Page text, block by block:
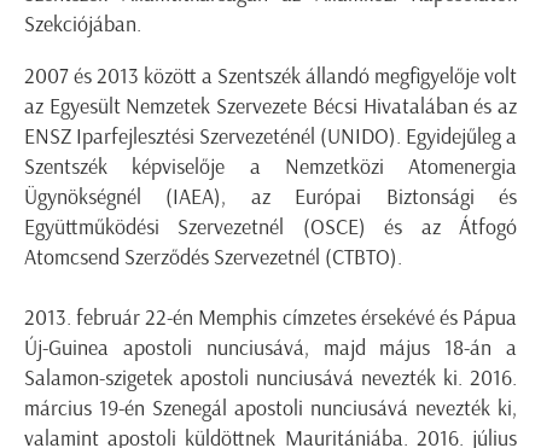
Szekciójában.
2007 és 2013 között a Szentszék állandó megfigyelője volt
az Egyesült Nemzetek Szervezete Bécsi Hivatalában és az
ENSZ Iparfejlesztési Szervezeténél (UNIDO). Egyidejűleg a
Szentszék képviselője a Nemzetközi Atomenergia
Ügynökségnél (IAEA), az Európai Biztonsági és
Együttműködési Szervezetnél (OSCE) és az Átfogó
Atomcsend Szerződés Szervezetnél (CTBTO).
2013. február 22-én Memphis címzetes érsekévé és Pápua
Új-Guinea apostoli nunciusává, majd május 18-án a
Salamon-szigetek apostoli nunciusává nevezték ki. 2016.
március 19-én Szenegál apostoli nunciusává nevezték ki,
valamint apostoli küldöttnek Mauritániába. 2016. július